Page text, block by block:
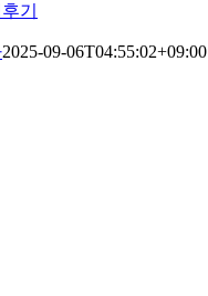
기
2025-09-06T04:55:02+09:00